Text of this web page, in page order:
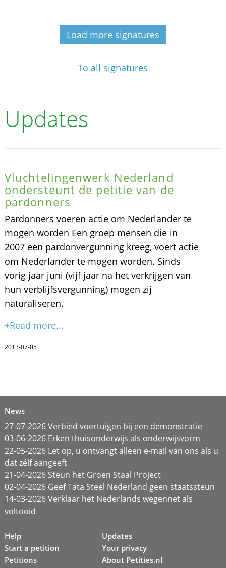
Load more signatures
To all signatures
Updates
Vluchtelingenwerk Nederland
ondersteunt de petitie van de
pardonners
Pardonners voeren actie om Nederlander te
mogen worden Een groep mensen die in
2007 een pardonvergunning kreeg, voert actie
om Nederlander te mogen worden. Sinds
vorig jaar juni (vijf jaar na het verkrijgen van
hun verblijfsvergunning) mogen zij
naturaliseren.
+Read more...
2013-07-05
News
27-07-2026 Verbied voertuigen bij een demonstratie
03-06-2026 Erken thuisonderwijs als onderwijsvorm
22-05-2026 Let op, u ontvangt alleen e-mail van ons als u
dat zélf aangeeft
21-04-2026 Steun het Groen Staal Project
02-04-2026 Geef Tata Steel Nederland geen staatssteun
14-03-2026 Verklaar het Nederlands wegennet als
voltooid
Help
Start a petition
Petitions
Updates
Your privacy
About Petities.nl